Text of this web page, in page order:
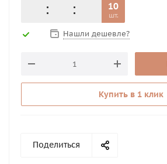
10
шт.
Нашли дешевле?
Купить в 1 клик
Поделиться